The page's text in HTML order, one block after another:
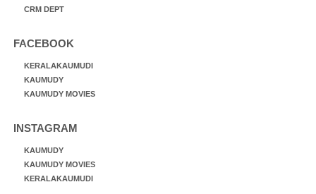
CRM DEPT
FACEBOOK
KERALAKAUMUDI
KAUMUDY
KAUMUDY MOVIES
INSTAGRAM
KAUMUDY
KAUMUDY MOVIES
KERALAKAUMUDI